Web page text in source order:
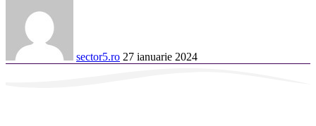
sector5.ro 27 ianuarie 2024